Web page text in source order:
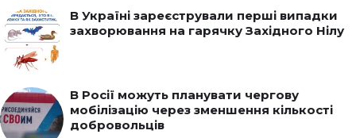
В Україні зареєстрували перші випадки
захворювання на гарячку Західного Нілу
В Росії можуть планувати чергову
мобілізацію через зменшення кількості
добровольців